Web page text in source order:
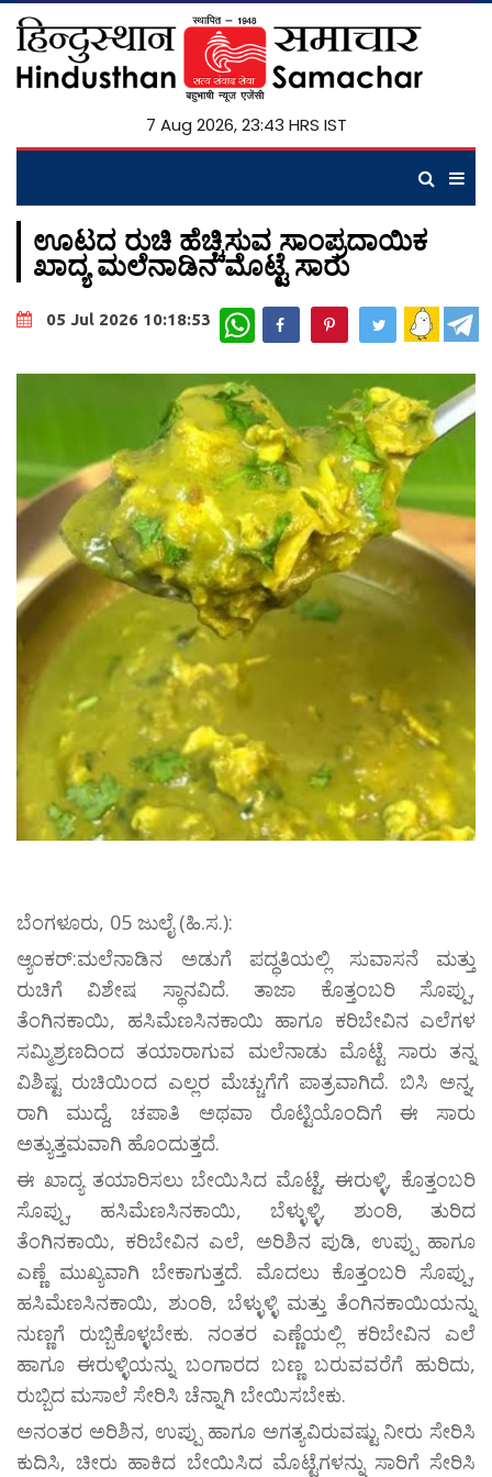
7 Aug 2026, 23:43 HRS IST
ಊಟದ ರುಚಿ ಹೆಚ್ಚಿಸುವ ಸಾಂಪ್ರದಾಯಿಕ
ಖಾದ್ಯ ಮಲೆನಾಡಿನ ಮೊಟ್ಟೆ ಸಾರು
05 Jul 2026 10:18:53 WhatsApp
ಬೆಂಗಳೂರು, 05 ಜುಲೈ (ಹಿ.ಸ.):
ಆ್ಯಂಕರ್:ಮಲೆನಾಡಿನ ಅಡುಗೆ ಪದ್ಧತಿಯಲ್ಲಿ ಸುವಾಸನೆ ಮತ್ತು
ರುಚಿಗೆ ವಿಶೇಷ ಸ್ಥಾನವಿದೆ. ತಾಜಾ ಕೊತ್ತಂಬರಿ ಸೊಪ್ಪು,
ತೆಂಗಿನಕಾಯಿ, ಹಸಿಮೆಣಸಿನಕಾಯಿ ಹಾಗೂ ಕರಿಬೇವಿನ ಎಲೆಗಳ
ಸಮ್ಮಿಶ್ರಣದಿಂದ ತಯಾರಾಗುವ ಮಲೆನಾಡು ಮೊಟ್ಟೆ ಸಾರು ತನ್ನ
ವಿಶಿಷ್ಟ ರುಚಿಯಿಂದ ಎಲ್ಲರ ಮೆಚ್ಚುಗೆಗೆ ಪಾತ್ರವಾಗಿದೆ. ಬಿಸಿ ಅನ್ನ,
ರಾಗಿ ಮುದ್ದೆ, ಚಪಾತಿ ಅಥವಾ ರೊಟ್ಟಿಯೊಂದಿಗೆ ಈ ಸಾರು
ಅತ್ಯುತ್ತಮವಾಗಿ ಹೊಂದುತ್ತದೆ.
ಈ ಖಾದ್ಯ ತಯಾರಿಸಲು ಬೇಯಿಸಿದ ಮೊಟ್ಟೆ, ಈರುಳ್ಳಿ, ಕೊತ್ತಂಬರಿ
ಸೊಪ್ಪು, ಹಸಿಮೆಣಸಿನಕಾಯಿ, ಬೆಳ್ಳುಳ್ಳಿ, ಶುಂಠಿ, ತುರಿದ
ತೆಂಗಿನಕಾಯಿ, ಕರಿಬೇವಿನ ಎಲೆ, ಅರಿಶಿನ ಪುಡಿ, ಉಪ್ಪು ಹಾಗೂ
ಎಣ್ಣೆ ಮುಖ್ಯವಾಗಿ ಬೇಕಾಗುತ್ತದೆ. ಮೊದಲು ಕೊತ್ತಂಬರಿ ಸೊಪ್ಪು,
ಹಸಿಮೆಣಸಿನಕಾಯಿ, ಶುಂಠಿ, ಬೆಳ್ಳುಳ್ಳಿ ಮತ್ತು ತೆಂಗಿನಕಾಯಿಯನ್ನು
ನುಣ್ಣಗೆ ರುಬ್ಬಿಕೊಳ್ಳಬೇಕು. ನಂತರ ಎಣ್ಣೆಯಲ್ಲಿ ಕರಿಬೇವಿನ ಎಲೆ
ಹಾಗೂ ಈರುಳ್ಳಿಯನ್ನು ಬಂಗಾರದ ಬಣ್ಣ ಬರುವವರೆಗೆ ಹುರಿದು,
ರುಬ್ಬಿದ ಮಸಾಲೆ ಸೇರಿಸಿ ಚೆನ್ನಾಗಿ ಬೇಯಿಸಬೇಕು.
ಅನಂತರ ಅರಿಶಿನ, ಉಪ್ಪು ಹಾಗೂ ಅಗತ್ಯವಿರುವಷ್ಟು ನೀರು ಸೇರಿಸಿ
ಕುದಿಸಿ, ಚೀರು ಹಾಕಿದ ಬೇಯಿಸಿದ ಮೊಟ್ಟೆಗಳನ್ನು ಸಾರಿಗೆ ಸೇರಿಸಿ